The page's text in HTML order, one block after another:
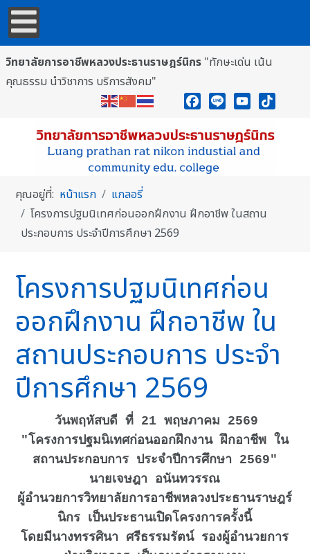
วิทยาลัยการอาชีพหลวงประธานราษฎร์นิกร "ทักษะเด่น เน้น
คุณธรรม นำวิชาการ บริการสังคม"
คุณอยู่ที่: หน้าแรก
แกลอรี่
โครงการปฐมนิเทศก่อนออกฝึกงาน ฝึกอาชีพ ในสถาน
ประกอบการ ประจำปีการศึกษา 2569
โครงการปฐมนิเทศก่อน
ออกฝึกงาน ฝึกอาชีพ ใน
สถานประกอบการ ประจำ
ปีการศึกษา 2569
วันพฤหัสบดี ที่ 21 พฤษภาคม 2569
"โครงการปฐมนิเทศก่อนออกฝึกงาน ฝึกอาชีพ ใน
สถานประกอบการ ประจำปีการศึกษา 2569"
นายเจษฎา อนันทวรรณ
ผู้อำนวยการวิทยาลัยการอาชีพหลวงประธานราษฎร์
นิกร เป็นประธานเปิดโครงการครั้งนี้
โดยมีนางทรรศินา ศรีธรรมรัตน์ รองผู้อำนวยการ